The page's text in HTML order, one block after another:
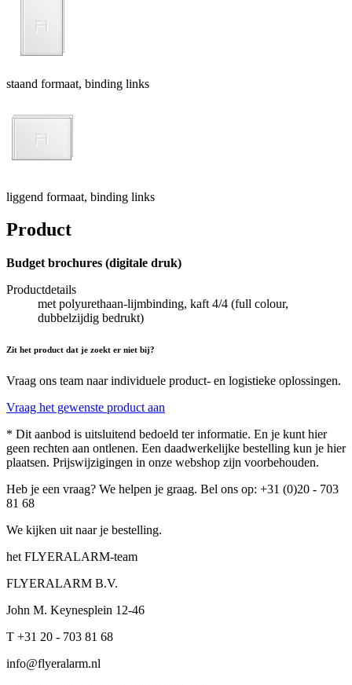
staand formaat, binding links
liggend formaat, binding links
Product
Budget brochures (digitale druk)
Productdetails
met polyurethaan-lijmbinding, kaft 4/4 (full colour,
dubbelzijdig bedrukt)
Zit het product dat je zoekt er niet bij?
Vraag ons team naar individuele product- en logistieke oplossingen.
Vraag het gewenste product aan
* Dit aanbod is uitsluitend bedoeld ter informatie. En je kunt hier
geen rechten aan ontlenen. Een daadwerkelijke bestelling kun je hier
plaatsen. Prijswijzigingen in onze webshop zijn voorbehouden.
Heb je een vraag? We helpen je graag. Bel ons op: +31 (0)20 - 703
81 68
We kijken uit naar je bestelling.
het FLYERALARM-team
FLYERALARM B.V.
John M. Keynesplein 12-46
T +31 20 - 703 81 68
info@flyeralarm.nl